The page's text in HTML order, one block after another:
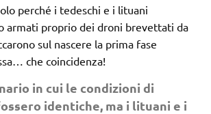
perché i tedeschi e i lituani
armati proprio dei droni brevettati da
sul nascere la prima fase
che coincidenza!
in cui le condizioni di
identiche, ma i lituani e i